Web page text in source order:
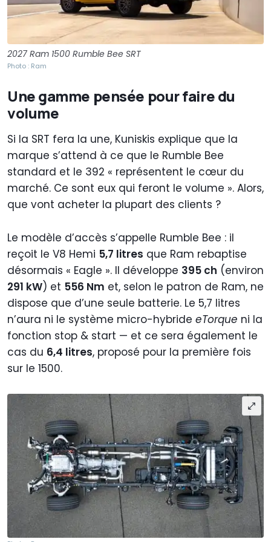
2027 Ram 1500 Rumble Bee SRT
Photo : Ram
Une gamme pensée pour faire du
volume
Si la SRT fera la une, Kuniskis explique que la
marque s’attend à ce que le Rumble Bee
standard et le 392 « représentent le cœur du
marché. Ce sont eux qui feront le volume ». Alors,
que vont acheter la plupart des clients ?
Le modèle d’accès s’appelle Rumble Bee : il
reçoit le V8 Hemi 5,7 litres que Ram rebaptise
désormais « Eagle ». Il développe 395 ch (environ
291 kW) et 556 Nm et, selon le patron de Ram, ne
dispose que d’une seule batterie. Le 5,7 litres
n’aura ni le système micro-hybride eTorque ni la
fonction stop & start — et ce sera également le
cas du 6,4 litres, proposé pour la première fois
sur le 1500.